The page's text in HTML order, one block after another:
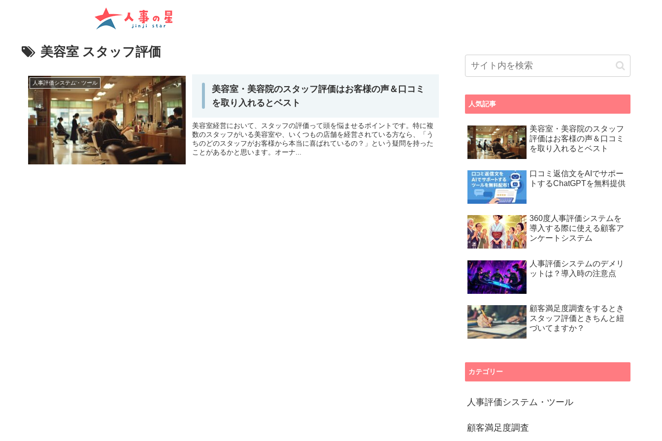
美容室 スタッフ評価
人事評価システム・ツール
美容室・美容院のスタッフ評価はお客様の声＆口コミ
を取り入れるとベスト
美容室経営において、スタッフの評価って頭を悩ませるポイントです。特に複
数のスタッフがいる美容室や、いくつもの店舗を経営されている方なら、「う
ちのどのスタッフがお客様から本当に喜ばれているの？」という疑問を持った
ことがあるかと思います。オーナ...
人気記事
美容室・美容院のスタッフ
評価はお客様の声＆口コミ
を取り入れるとベスト
口コミ返信文をAIでサポー
トするChatGPTを無料提供
360度人事評価システムを
導入する際に使える顧客ア
ンケートシステム
人事評価システムのデメリ
ットは？導入時の注意点
顧客満足度調査をするとき
スタッフ評価ときちんと紐
づいてますか？
カテゴリー
人事評価システム・ツール
顧客満足度調査